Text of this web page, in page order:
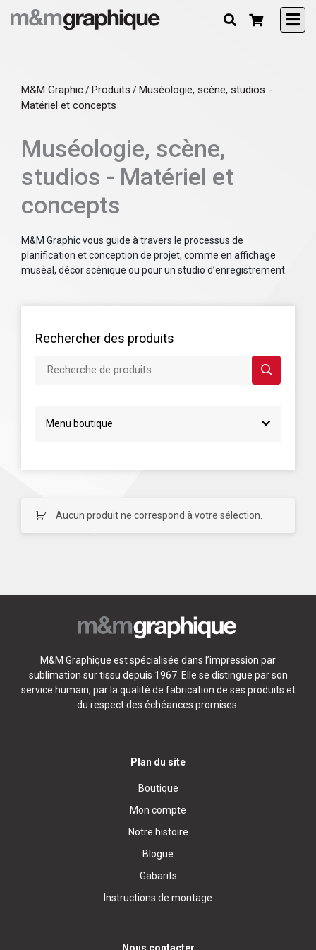
M&M Graphic/Produits /Muséologie, scène, studios -
Matériel et concepts
Muséologie, scène,
studios - Matériel et
concepts
M&M Graphic vous guide à travers le processus de
planification et conception de projet, comme en affichage
muséal, décor scénique ou pour un studio d’enregistrement.
Rechercher des produits
Menu boutique
Aucun produit ne correspond à votre sélection.
M&M Graphique est spécialisée dans l’impression par
sublimation sur tissu depuis 1967. Elle se distingue par son
service humain, par la qualité de fabrication de ses produits et
du respect des échéances promises.
Plan du site
Boutique
Mon compte
Notre histoire
Blogue
Gabarits
Instructions de montage